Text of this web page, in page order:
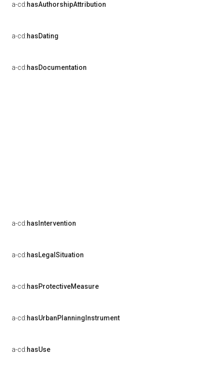
a-cd:hasAuthorshipAttribution
a-cd:hasDating
a-cd:hasDocumentation
a-cd:hasIntervention
a-cd:hasLegalSituation
a-cd:hasProtectiveMeasure
a-cd:hasUrbanPlanningInstrument
a-cd:hasUse